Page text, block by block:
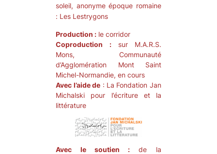
soleil, anonyme époque romaine
: Les Lestrygons
Production : le corridor
Coproduction
: sur M.A.R.S.
Mons, Communauté
d’Agglomération Mont Saint
Michel-Normandie, en cours
Avec l’aide de : La Fondation Jan
Michalski pour l’écriture et la
littérature
Avec le soutien : de la